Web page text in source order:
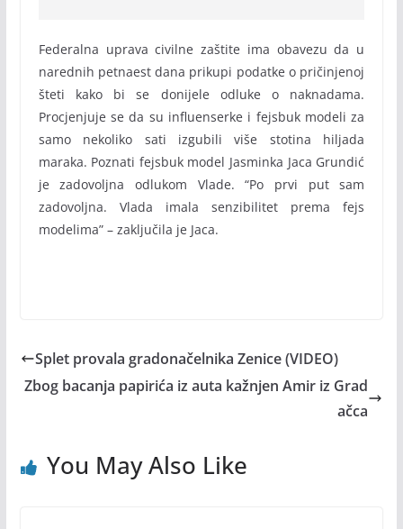
Federalna uprava civilne zaštite ima obavezu da u
narednih petnaest dana prikupi podatke o pričinjenoj
šteti kako bi se donijele odluke o naknadama.
Procjenjuje se da su influenserke i fejsbuk modeli za
samo nekoliko sati izgubili više stotina hiljada
maraka. Poznati fejsbuk model Jasminka Jaca Grundić
je zadovoljna odlukom Vlade. “Po prvi put sam
zadovoljna. Vlada imala senzibilitet prema fejs
modelima” – zaključila je Jaca.
Splet provala gradonačelnika Zenice (VIDEO)
Zbog bacanja papirića iz auta kažnjen Amir iz Grad
ačca
You May Also Like